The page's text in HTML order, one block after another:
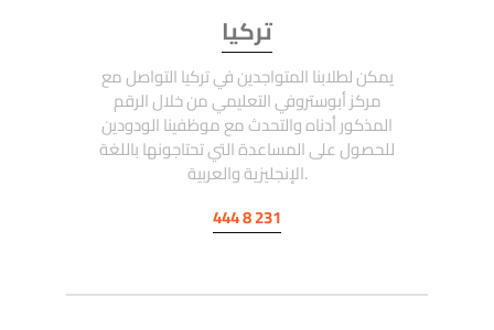
تركيا
يمكن لطلابنا المتواجدين في تركيا التواصل مع
مركز أبوستروفي التعليمي من خلال الرقم
المذكور أدناه والتحدث مع موظفينا الودودين
للحصول على المساعدة التي تحتاجونها باللغة
الإنجليزية والعربية.
444 8 231